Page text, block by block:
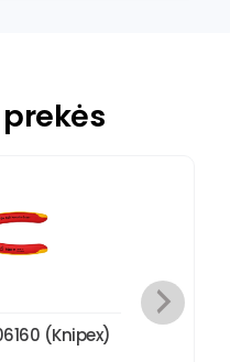
(Knipex)